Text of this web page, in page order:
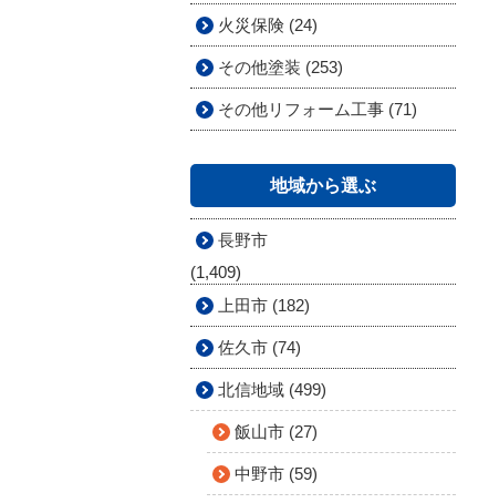
火災保険 (24)
その他塗装 (253)
その他リフォーム工事 (71)
地域から選ぶ
長野市
(1,409)
上田市 (182)
佐久市 (74)
北信地域 (499)
飯山市 (27)
中野市 (59)